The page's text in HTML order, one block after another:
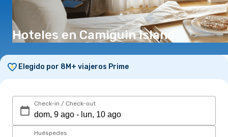
Hoteles en Camiguin Island
Elegido por 8M+ viajeros Prime
Check-in / Check-out
Huéspedes